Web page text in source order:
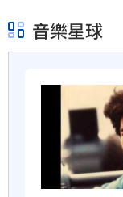
音樂星球